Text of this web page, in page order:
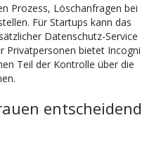
Prozess, Löschanfragen bei
Für Startups kann das
Datenschutz-Service
Privatpersonen bietet Incogni
Teil der Kontrolle über die
entscheidend